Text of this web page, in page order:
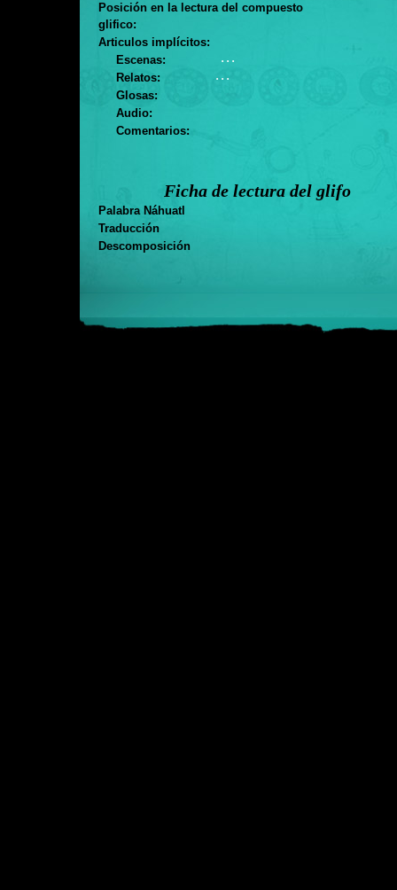
Posición en la lectura del compuesto
glifico:
Articulos implícitos:
Escenas:
. . .
Relatos:
. . .
Glosas:
Audio:
Comentarios:
Ficha de lectura del glifo
Palabra Náhuatl
Traducción
Descomposición